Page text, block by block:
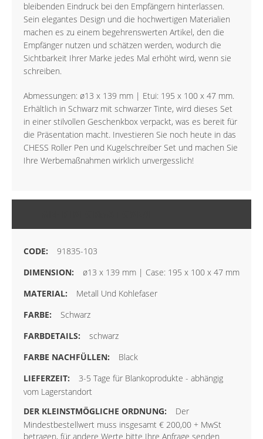
bleibenden Eindruck bei den Empfängern hinterlassen.
Sein elegantes Design und die hochwertigen Materialien
machen es zu einem begehrenswerten Artikel, den die
Empfänger nutzen und schätzen werden, wodurch die
Sichtbarkeit Ihrer Marke jedes Mal erhöht wird, wenn sie
schreiben.
Abmessungen: ø13 x 139 mm | Etui: 195 x 100 x 47 mm.
Erhältlich in Schwarz mit schwarzer Tinte, wird dieses Set
in einer stilvollen Geschenkbox verpackt, was es bereit für
die Präsentation macht. Investieren Sie noch heute in das
CHESS Roller Pen und Kugelschreiber Set und machen Sie
Ihre Werbemaßnahmen wirklich unvergesslich!
91835-103
ø13 x 139 mm | Case: 195 x 100 x 47 mm
Metall Und Kohlefaser
Schwarz
schwarz
Black
3-5 Tage für Blankoprodukte - abhängig
vom Lagerstandort
Der
Mindestbestellwert muss insgesamt € 200,00 + MwSt
betragen, für andere Werte bitte Ihre Anfrage senden